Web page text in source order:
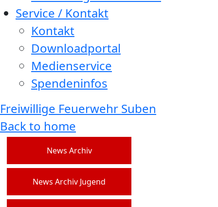
Service / Kontakt
Kontakt
Downloadportal
Medienservice
Spendeninfos
Freiwillige Feuerwehr Suben
Back to home
News Archiv
News Archiv Jugend